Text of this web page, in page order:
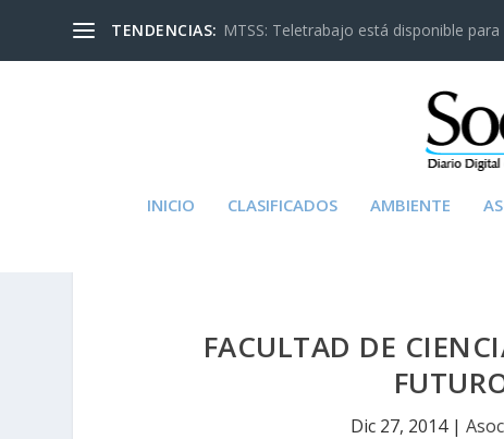
TENDENCIAS: MTSS: Teletrabajo está disponible
INICIO CLASIFICADOS AMBIENTE
FACULTAD DE
Dic 27, 2014|